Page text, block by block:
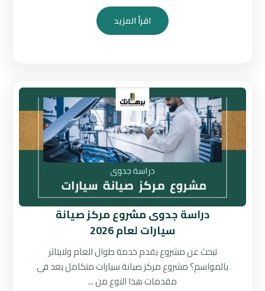
اقرأ المزيد
دراسة جدوى مشروع مركز صيانة
سيارات لعام 2026
تبحث عن مشروع يقدم خدمة طوال العام ولايتاثر
بالمواسم؟ مشروع مركز صيانة سيارات متكامل يعد فى
مقدمات هذا النوع من ...